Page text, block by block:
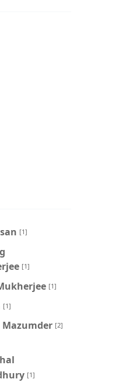
[1]
[1]
[1]
[1]
Mazumder [2]
[1]